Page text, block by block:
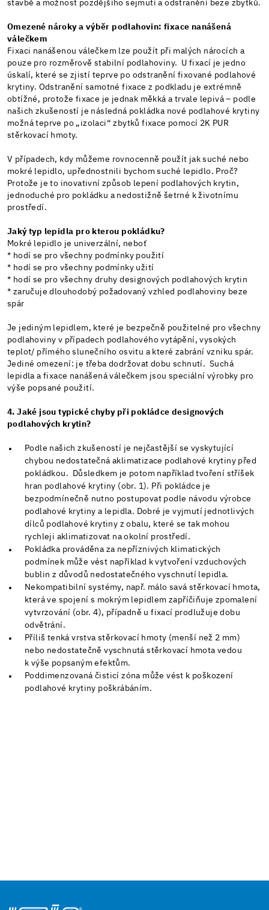
stavbě a možnost pozdějšího sejmutí a odstranění beze zbytků.
Omezené nároky a výběr podlahovin: fixace nanášená
válečkem
Fixaci nanášenou válečkem lze použít při malých nárocích a
pouze pro rozměrově stabilní podlahoviny. U fixací je jedno
úskalí, které se zjistí teprve po odstranění fixované podlahové
krytiny. Odstranění samotné fixace z podkladu je extrémně
obtížné, protože fixace je jednak měkká a trvale lepivá – podle
našich zkušeností je následná pokládka nové podlahové krytiny
možná teprve po „izolaci“ zbytků fixace pomocí 2K PUR
stěrkovací hmoty.
V případech, kdy můžeme rovnocenně použít jak suché nebo
mokré lepidlo, upřednostnili bychom suché lepidlo. Proč?
Protože je to inovativní způsob lepení podlahových krytin,
jednoduché pro pokládku a nedostižně šetrné k životnímu
prostředí.
Jaký typ lepidla pro kterou pokládku?
Mokré lepidlo je univerzální, neboť
* hodí se pro všechny podmínky použití
* hodí se pro všechny podmínky užití
* hodí se pro všechny druhy designových podlahových krytin
* zaručuje dlouhodobý požadovaný vzhled podlahoviny beze
spár
Je jediným lepidlem, které je bezpečně použitelné pro všechny
podlahoviny v případech podlahového vytápění, vysokých
teplot/ přímého slunečního osvitu a které zabrání vzniku spár.
Jediné omezení: je třeba dodržovat dobu schnutí. Suchá
lepidla a fixace nanášená válečkem jsou speciální výrobky pro
výše popsané použití.
4. Jaké jsou typické chyby při pokládce designových
podlahových krytin?
Podle našich zkušeností je nejčastější se vyskytující
chybou nedostatečná aklimatizace podlahové krytiny před
pokládkou. Důsledkem je potom například tvoření stříšek
hran podlahové krytiny (obr. 1). Při pokládce je
bezpodmínečně nutno postupovat podle návodu výrobce
podlahové krytiny a lepidla. Dobré je vyjmutí jednotlivých
dílců podlahové krytiny z obalu, které se tak mohou
rychleji aklimatizovat na okolní prostředí.
Pokládka prováděna za nepříznivých klimatických
podmínek může vést například k vytvoření vzduchových
bublin z důvodů nedostatečného vyschnutí lepidla.
Nekompatibilní systémy, např. málo savá stěrkovací hmota,
která ve spojení s mokrým lepidlem zapříčiňuje zpomalení
vytvrzování (obr. 4), případně u fixací prodlužuje dobu
odvětrání.
Příliš tenká vrstva stěrkovací hmoty (menší než 2 mm)
nebo nedostatečně vyschnutá stěrkovací hmota vedou
k výše popsaným efektům.
Poddimenzovaná čisticí zóna může vést k poškození
podlahové krytiny poškrábáním.